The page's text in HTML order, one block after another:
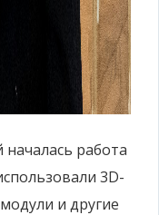
работа
3D-
и другие